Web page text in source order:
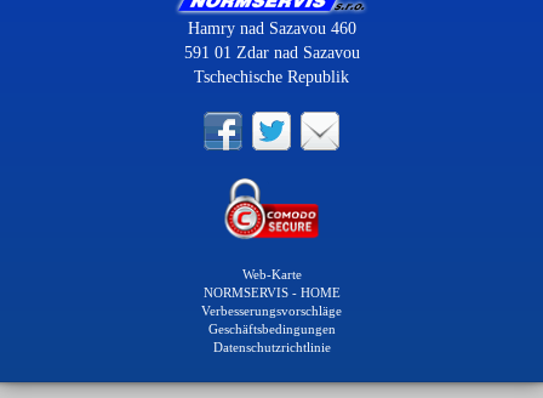
Hamry nad Sazavou 460
591 01 Zdar nad Sazavou
Tschechische Republik
Web-Karte
NORMSERVIS - HOME
Verbesserungsvorschläge
Geschäftsbedingungen
Datenschutzrichtlinie